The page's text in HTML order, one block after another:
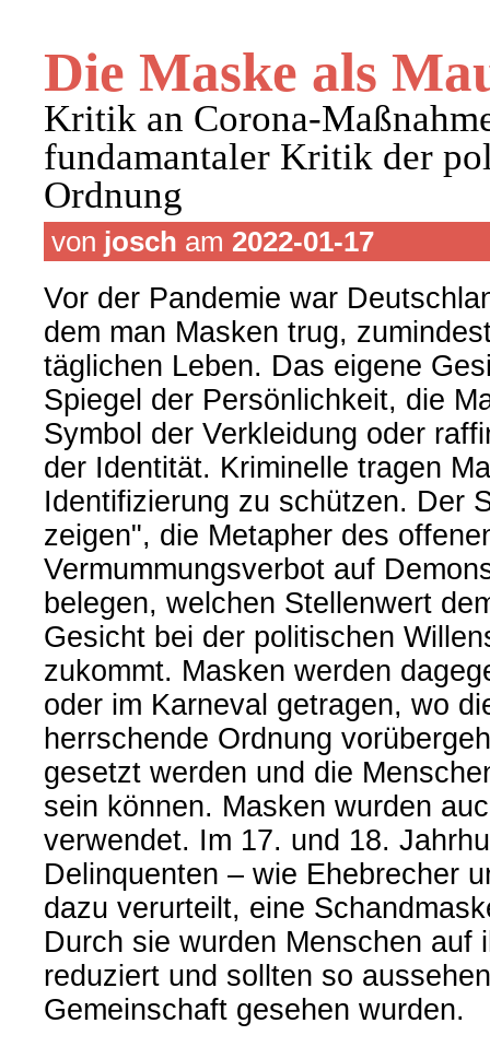
Die Maske als
Kritik an Corona-
fundamantaler Kritik der
Ordnung
von josch am 2022-01-17
Vor der Pandemie war
dem man Masken trug,
täglichen Leben. Das eigene
Spiegel der Persönlichkeit, die
Symbol der Verkleidung oder
der Identität. Kriminelle tragen
Identifizierung zu schützen. Der
zeigen", die Metapher des
Vermummungsverbot auf
belegen, welchen Stellenwert
Gesicht bei der politischen
zukommt. Masken werden
oder im Karneval getragen, wo
herrschende Ordnung
gesetzt werden und die
sein können. Masken wurden
verwendet. Im 17. und 18.
Delinquenten – wie Ehebrecher
dazu verurteilt, eine
Durch sie wurden Menschen auf
reduziert und sollten so
Gemeinschaft gesehen wurden.